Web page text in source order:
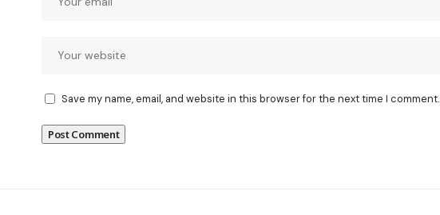
Save my name, email, and website in this browser for the next time I comment.